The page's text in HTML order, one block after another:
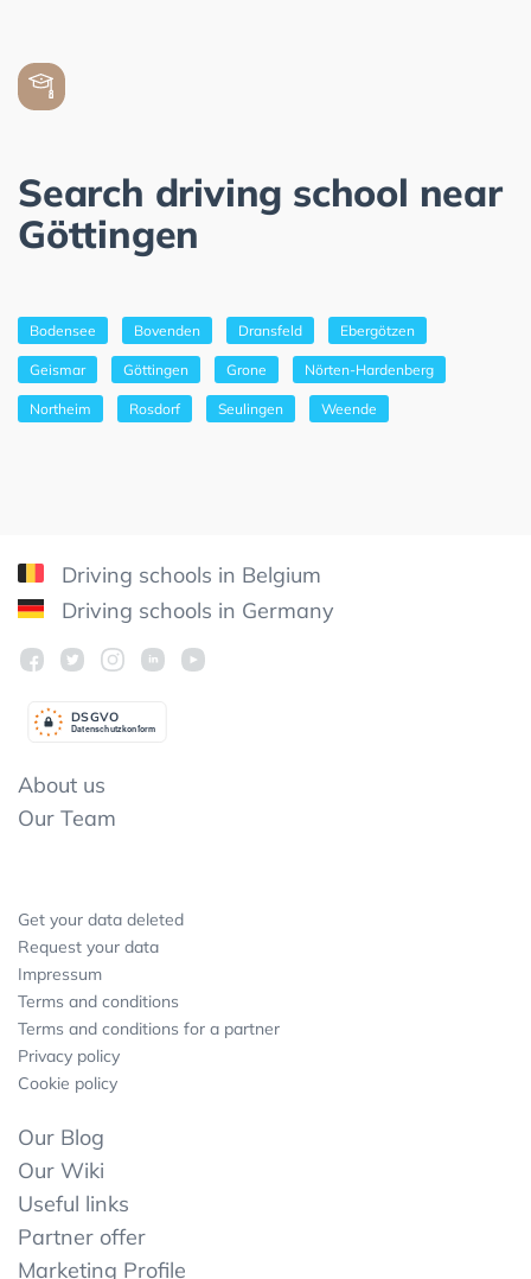
Search driving school near
Göttingen
Bodensee Bovenden Dransfeld Ebergötzen
Geismar Göttingen Grone Nörten-Hardenberg
Northeim Rosdorf Seulingen Weende
Driving schools in Belgium
Driving schools in Germany
Datenschutzkonform
DSGVO
About us
Our Team
Get your data deleted
Request your data
Impressum
Terms and conditions
Terms and conditions for a partner
Privacy policy
Cookie policy
Our Blog
Our Wiki
Useful links
Partner offer
Marketing Profile